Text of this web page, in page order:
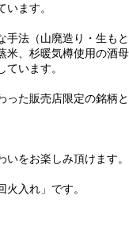
ます。
手法（山廃造り・生もと
米、杉暖気樽使用の酒母
います。
った販売店限定の銘柄と
をお楽しみ頂けます。
入れ」です。